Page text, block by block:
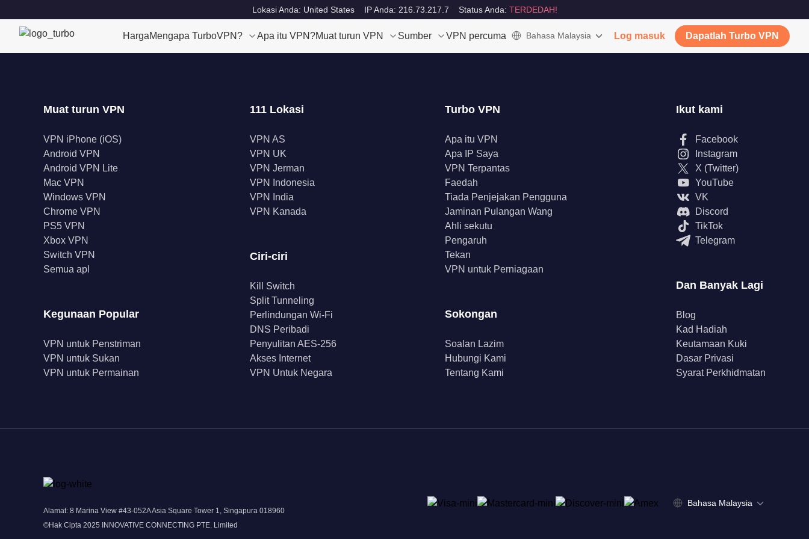
Lokasi Anda: United States IP Anda: 216.73.217.7 Status Anda: TERDEDAH!
HargaMengapa TurboVPN? Apa itu VPN?Muat turun VPN Sumber VPN percuma Bahasa Malaysia Log masuk Dapatlah Turbo VPN
Muat turun VPN
VPN iPhone (iOS)
Android VPN
Android VPN Lite
Mac VPN
Windows VPN
Chrome VPN
PS5 VPN
Xbox VPN
Switch VPN
Semua apl
Kegunaan Popular
VPN untuk Penstriman
VPN untuk Sukan
VPN untuk Permainan
111 Lokasi
VPN AS
VPN UK
VPN Jerman
VPN Indonesia
VPN India
VPN Kanada
Ciri-ciri
Kill Switch
Split Tunneling
Perlindungan Wi-Fi
DNS Peribadi
Penyulitan AES-256
Akses Internet
VPN Untuk Negara
Turbo VPN
Apa itu VPN
Apa IP Saya
VPN Terpantas
Faedah
Tiada Penjejakan Pengguna
Jaminan Pulangan Wang
Ahli sekutu
Pengaruh
Tekan
VPN untuk Perniagaan
Sokongan
Soalan Lazim
Hubungi Kami
Tentang Kami
Ikut kami
Facebook
Instagram
X (Twitter)
YouTube
VK
Discord
TikTok
Telegram
Dan Banyak Lagi
Blog
Kad Hadiah
Keutamaan Kuki
Dasar Privasi
Syarat Perkhidmatan
Alamat: 8 Marina View #43-052A Asia Square Tower 1, Singapura 018960
©Hak Cipta 2025 INNOVATIVE CONNECTING PTE. Limited
Bahasa Malaysia